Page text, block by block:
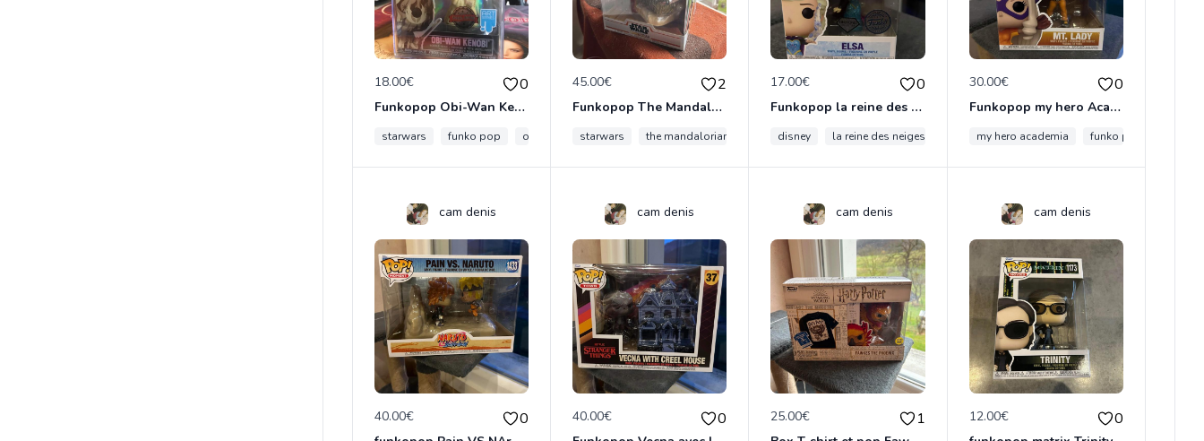
18.00€ 0
Funkopop Obi-Wan Kenobi spécial édition art série encore sous blister 536
starwars funko pop obi wan kenobi art series figurine
45.00€ 2
Funkopop The Mandalorian&the child on Bantha 416
starwars the mandalorian funko pop grogu funko pop star wars
17.00€ 0
Funkopop la reine des neiges Elsa diamond collection spécial édition Funko 1024
disney la reine des neiges funko pop elsa
30.00€ 0
Funkopop my hero Academia MT. Lady 1 333
my hero academia funko pop
cam denis
40.00€ 0
cam denis
40.00€ 0
cam denis
25.00€ 1
cam denis
12.00€ 0